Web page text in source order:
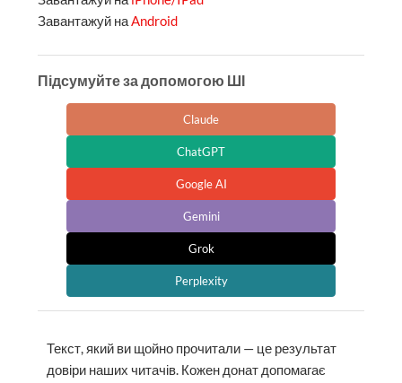
Завантажуй наAndroid
Підсумуйте за допомогою ШІ
Claude
ChatGPT
Google AI
Gemini
Grok
Perplexity
Текст, який ви щойно прочитали — це результат
довіри наших читачів. Кожен донат допомагає